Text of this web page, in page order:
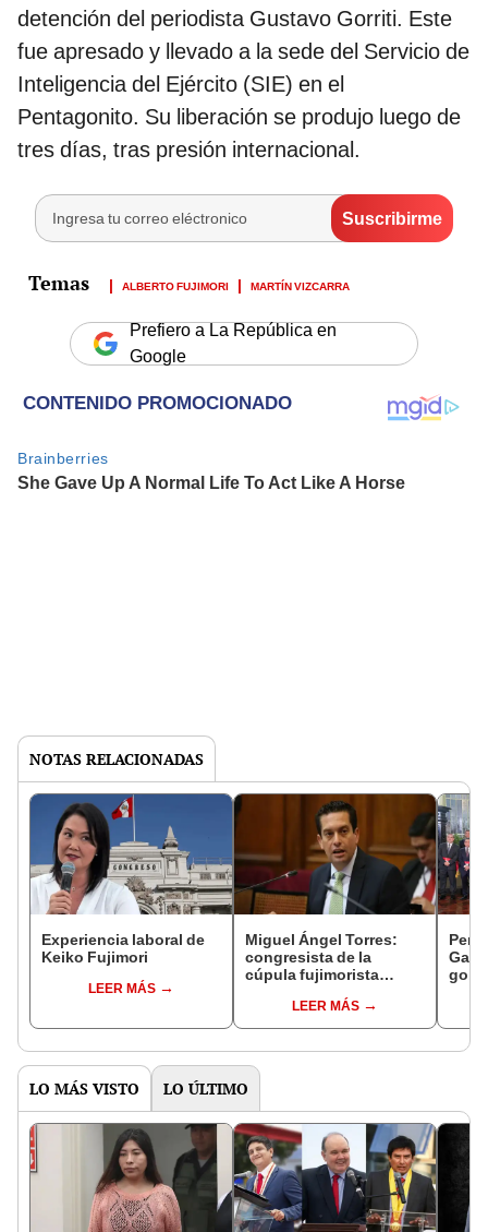
detención del periodista Gustavo Gorriti. Este
fue apresado y llevado a la sede del Servicio de
Inteligencia del Ejército (SIE) en el
Pentagonito. Su liberación se produjo luego de
tres días, tras presión internacional.
ALBERTO FUJIMORI MARTÍN VIZCARRA
Prefiero a La República en
Google
NOTAS RELACIONADAS
Experiencia laboral de
Keiko Fujimori
LEER MÁS
Miguel Ángel Torres:
congresista de la
cúpula fujimorista
del SenadoLEER MÁS
LO MÁS VISTO LO ÚLTIMO